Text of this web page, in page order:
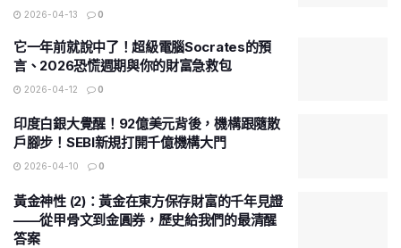
2026-04-13 0
它一年前就說中了！超級電腦Socrates的預
言、2026恐慌週期與你的財富急救包
2026-04-12 0
印度白銀大覺醒！92億美元背後，機構跟隨散
戶腳步！SEBI新規打開千億機構大門
2026-04-10 0
黃金神性 (2)：黃金在東方保存財富的千年見證
——從甲骨文到金圓券，歷史給我們的最清醒
答案